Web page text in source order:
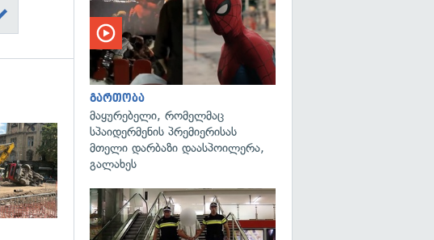
გადახედვა
გართობა
მაყურებელი, რომელმაც
სპაიდერმენის პრემიერისას
მთელი დარბაზი დაასპოილერა,
გალახეს